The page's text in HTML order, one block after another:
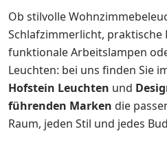
Ob stilvolle
Schlafzimmerlicht, praktische
funktionale Arbeitslampen
Leuchten: bei uns finden Sie
Hofstein Leuchten und
führenden Marken die
Raum, jeden Stil und jedes